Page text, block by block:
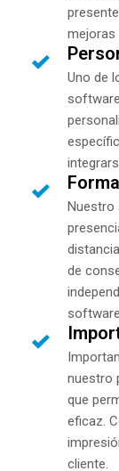
mejoras
Uno de
de
nuestro
que
eficaz.
cliente.